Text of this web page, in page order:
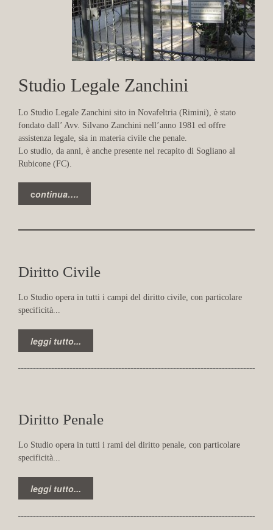
Studio Legale Zanchini
Lo Studio Legale Zanchini sito in Novafeltria (Rimini), è stato
fondato dall’ Avv. Silvano Zanchini nell’anno 1981 ed offre
assistenza legale, sia in materia civile che penale.
Lo studio, da anni, è anche presente nel recapito di Sogliano al
Rubicone (FC).
continua….
Diritto Civile
Lo Studio opera in tutti i campi del diritto civile, con particolare
specificità...
leggi tutto...
Diritto Penale
Lo Studio opera in tutti i rami del diritto penale, con particolare
specificità...
leggi tutto...